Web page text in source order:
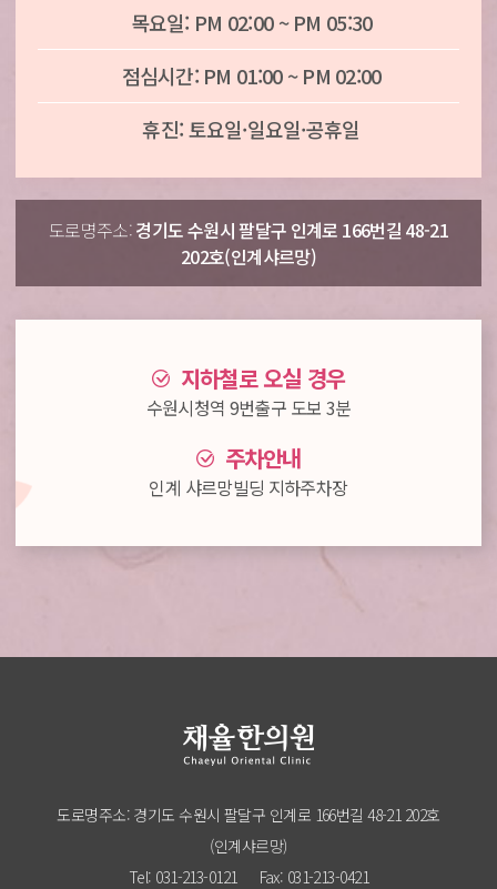
목요일: PM 02:00 ~ PM 05:30
점심시간: PM 01:00 ~ PM 02:00
휴진: 토요일·일요일·공휴일
도로명주소:경기도 수원시 팔달구 인계로 166번길 48-21
202호(인계샤르망)
지하철로 오실 경우
수원시청역 9번출구 도보 3분
주차안내
인계 샤르망빌딩 지하주차장
도로명주소: 경기도 수원시 팔달구 인계로 166번길 48-21 202호
(인계샤르망)
Tel: 031-213-0121
Fax: 031-213-0421